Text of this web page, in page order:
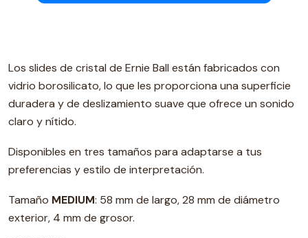
Los slides de cristal de Ernie Ball están fabricados con
vidrio borosilicato, lo que les proporciona una superficie
duradera y de deslizamiento suave que ofrece un sonido
claro y nítido.
Disponibles en tres tamaños para adaptarse a tus
preferencias y estilo de interpretación.
Tamaño MEDIUM: 58 mm de largo, 28 mm de diámetro
exterior, 4 mm de grosor.